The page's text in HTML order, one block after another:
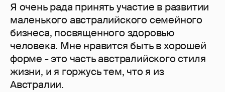
Я очень рада принять участие в развитии
маленького австралийского семейного
бизнеса, посвященного здоровью
человека. Мне нравится быть в хорошей
форме - это часть австралийского стиля
жизни, и я горжусь тем, что я из
Австралии.